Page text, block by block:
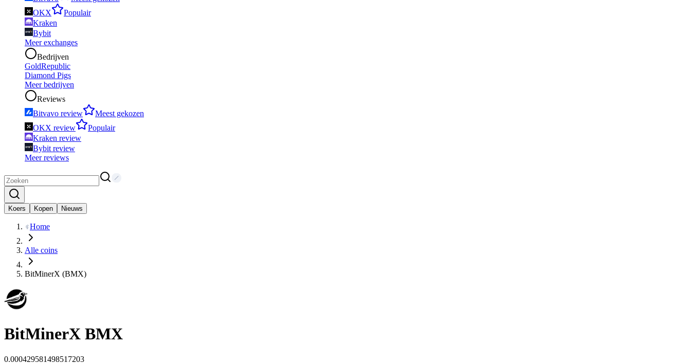
OKX
Populair
Kraken
Bybit
Meer exchanges
Bedrijven
GoldRepublic
Diamond Pigs
Meer bedrijven
Reviews
Bitvavo review
Meest gekozen
OKX review
Populair
Kraken review
Bybit review
Meer reviews
Koers Kopen Nieuws
Home
Alle coins
BitMinerX (BMX)
BitMinerX BMX
0.000429581498517203